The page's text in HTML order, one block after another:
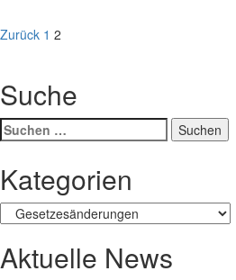
Seitennummerierung
Beiträge
Zurück 1 2
Suche
Suchen
nach:
Kategorien
Kategorien
Aktuelle News